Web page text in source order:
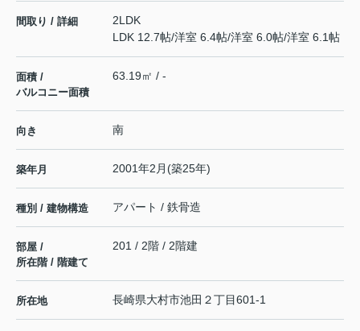
間取り / 詳細
2LDK
LDK 12.7帖/洋室 6.4帖/洋室 6.0帖/洋室 6.1帖
面積 /
バルコニー面積
63.19㎡ / -
向き 南
築年月 2001年2月(築25年)
種別 / 建物構造 アパート / 鉄骨造
部屋 /
所在階 / 階建て
201 / 2階 / 2階建
所在地 長崎県大村市池田 ２丁目601-1